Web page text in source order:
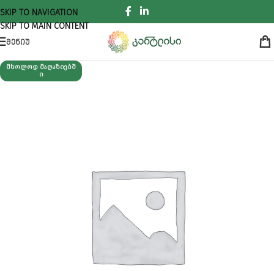
SKIP TO NAVIGATION
SKIP TO MAIN CONTENT
ᲛᲔᲜᲘᲣ
ᲛᲮᲝᲚᲝᲓ ᲛᲐᲦᲐᲖᲘᲔᲑᲨ
Ი